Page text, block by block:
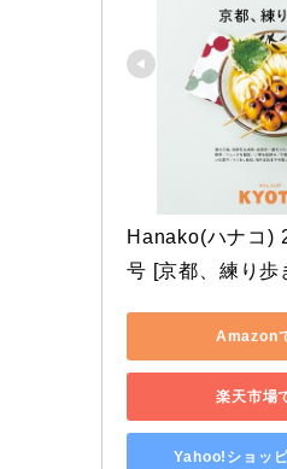
Hanako(ハナコ)
号 [京都、練り歩
Amazon
楽天市場
Yahoo!ショッ